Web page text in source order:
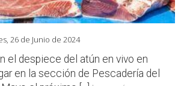
26 de Junio de 2024
el despiece del atún en vivo en
en la sección de Pescadería del